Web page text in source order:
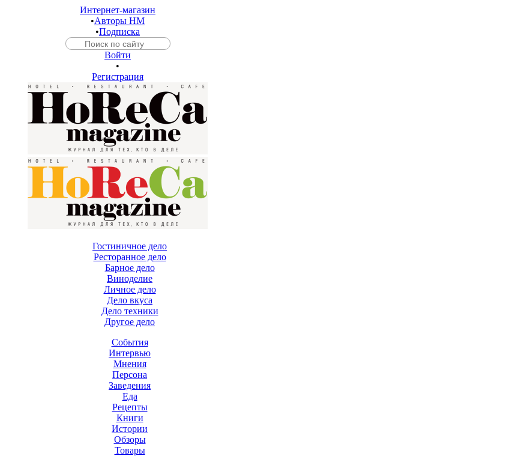
Интернет-магазин
•Авторы HM
•Подписка
Войти
•
Регистрация
Гостиничное дело
Ресторанное дело
Барное дело
Виноделие
Личное дело
Дело вкуса
Дело техники
Другое дело
События
Интервью
Мнения
Персона
Заведения
Еда
Рецепты
Книги
Истории
Обзоры
Товары